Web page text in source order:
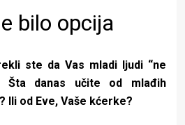
bilo opcija
ste da Vas mladi ljudi “ne
Šta danas učite od mlađih
Ili od Eve, Vaše kćerke?